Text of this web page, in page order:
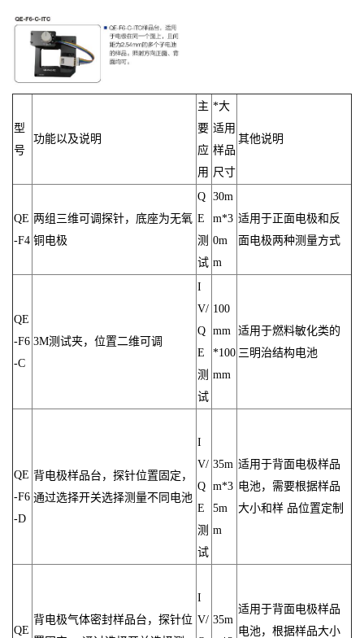
型
号
功能以及说明
主
要
应
用
*大
适用
样品
尺寸
其他说明
QE
-F4
两组三维可调探针，底座为无氧
铜电极
Q
E
测
试
30m
m*3
0m
m
适用于正面电极和反
面电极两种测量方式
QE
-F6
-C
3M测试夹，位置二维可调
I
V/
Q
E
测
试
100
mm
*100
mm
适用于燃料敏化类的
三明治结构电池
QE
-F6
-D
背电极样品台，探针位置固定，
通过选择开关选择测量不同电池
I
V/
Q
E
测
试
35m
m*3
5m
m
适用于背面电极样品
电池，需要根据样品
大小和样 品位置定制
QE
背电极气体密封样品台，探针位
I
V/ 35m
适用于背面电极样品
电池，根据样品大小